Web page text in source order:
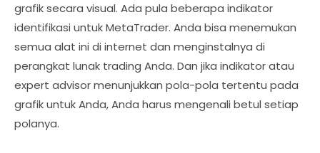
grafik secara visual. Ada pula beberapa indikator
identifikasi untuk MetaTrader. Anda bisa menemukan
semua alat ini di internet dan menginstalnya di
perangkat lunak trading Anda. Dan jika indikator atau
expert advisor menunjukkan pola-pola tertentu pada
grafik untuk Anda, Anda harus mengenali betul setiap
polanya.